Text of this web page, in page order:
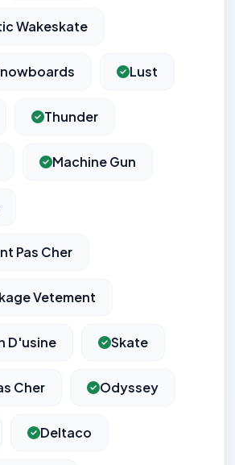
Wakeskate
Lust
Thunder
Machine Gun
Pas Cher
Vetement
D'usine Skate
Cher Odyssey
Deltaco